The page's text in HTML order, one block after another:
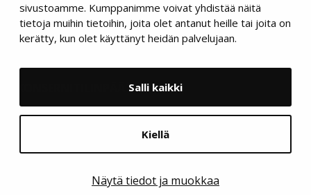
sivustoamme. Kumppanimme voivat yhdistää näitä
tietoja muihin tietoihin, joita olet antanut heille tai joita on
kerätty, kun olet käyttänyt heidän palvelujaan.
Salli kaikki
Kiellä
Näytä tiedot ja muokkaa
KIRJANPITOPALVELUT
TALOUSPÄÄLLIKKÖPALVELUT
KONSERNITILINPÄÄTÖKSET
KIRJANPITO-OHJELMAT